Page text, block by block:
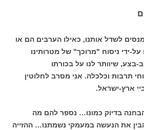
לשדל אותנו, כאילו הערבים הם או
ידי ניסוח "מרוכך" של מטרותינו
בצע, שיוותר לנו על בכורתו
תרבות וכלכלה. אני מסרב לחלוטין
ארץ-ישראל.
בדיוק כמונו… נספר להם מה
את הנעשה במעמקי נשמתנו… ההזייה